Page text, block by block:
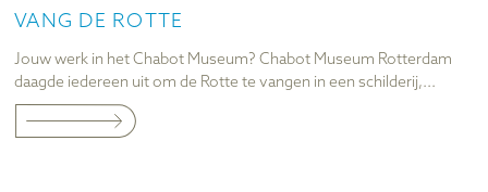
VANG DE ROTTE
Jouw werk in het Chabot Museum? Chabot Museum Rotterdam
daagde iedereen uit om de Rotte te vangen in een schilderij,...